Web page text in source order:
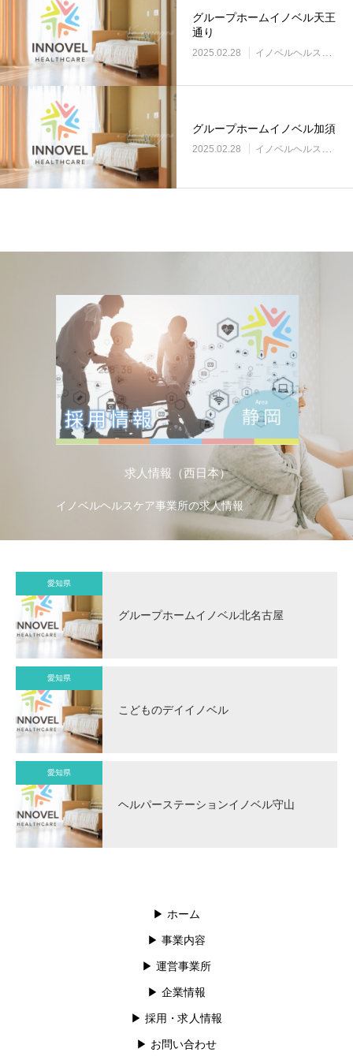
グループホームイノベル天王
通り
2025.02.28 イノベルヘルスケア事業所
グループホームイノベル加須
2025.02.28 イノベルヘルスケア事業所
求人情報（西日本）
イノベルヘルスケア事業所の求人情報
愛知県
グループホームイノベル北名古屋
愛知県
こどものデイイノベル
愛知県
ヘルパーステーションイノベル守山
▶︎ ホーム
▶︎ 事業内容
▶︎ 運営事業所
▶︎ 企業情報
▶︎ 採用・求人情報
▶︎ お問い合わせ